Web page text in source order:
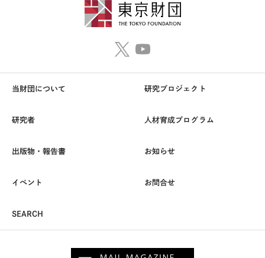
当財団について 研究プロジェクト
研究者 人材育成プログラム
出版物・報告書 お知らせ
イベント お問合せ
SEARCH